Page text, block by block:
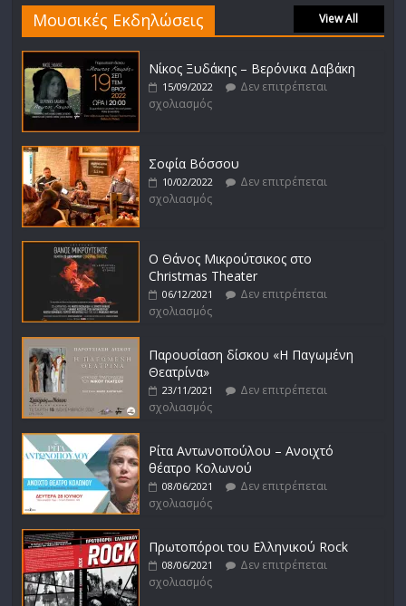
Μουσικές Εκδηλώσεις View All
Νίκος Ξυδάκης – Βερόνικα Δαβάκη
15/09/2022
Δεν επιτρέπεται
σχολιασμός
Σοφία Βόσσου
10/02/2022
Δεν επιτρέπεται
σχολιασμός
Ο Θάνος Μικρούτσικος στο
Christmas Theater
06/12/2021
Δεν επιτρέπεται
σχολιασμός
Παρουσίαση δίσκου «Η Παγωμένη
Θεατρίνα»
23/11/2021
Δεν επιτρέπεται
σχολιασμός
Ρίτα Αντωνοπούλου – Ανοιχτό
θέατρο Κολωνού
08/06/2021
Δεν επιτρέπεται
σχολιασμός
Πρωτοπόροι του Ελληνικού Rock
08/06/2021
Δεν επιτρέπεται
σχολιασμός